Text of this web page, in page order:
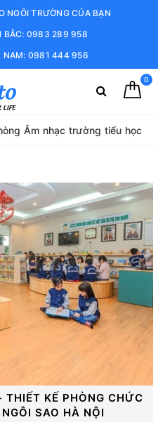
NGÔI TRƯỜNG CỦA BẠN
BẮC: 0983 289 958
NAM: 0981 444 956
0
Âm nhạc trường tiểu học
KẾ PHÒNG CHỨC
SAO HÀ NỘI